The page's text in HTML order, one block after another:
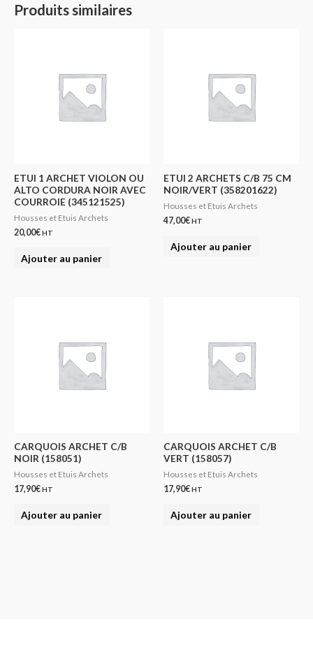
Produits similaires
ETUI 1 ARCHET VIOLON OU
ALTO CORDURA NOIR AVEC
COURROIE (345121525)
Housses et Etuis Archets
20,00€HT
Ajouter au panier
ETUI 2 ARCHETS C/B 75 CM
NOIR/VERT (358201622)
Housses et Etuis Archets
47,00€HT
Ajouter au panier
CARQUOIS ARCHET C/B
NOIR (158051)
Housses et Etuis Archets
17,90€HT
Ajouter au panier
CARQUOIS ARCHET C/B
VERT (158057)
Housses et Etuis Archets
17,90€HT
Ajouter au panier